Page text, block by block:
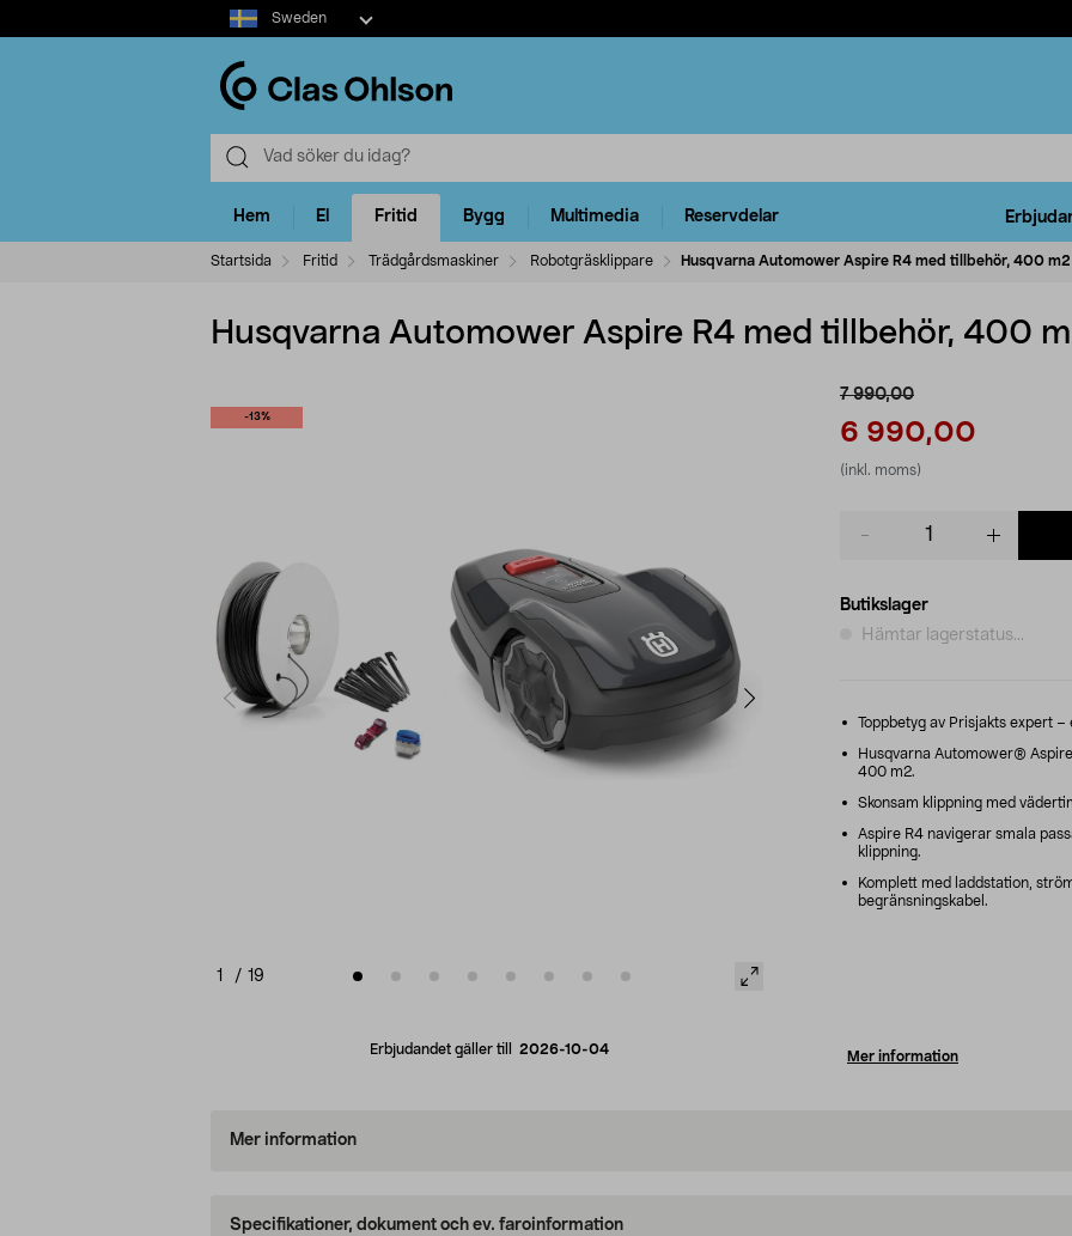
Select
market
Sweden
Hem El Fritid Bygg Multimedia Reservdelar
Startsida Fritid Trädgårdsmaskiner Robotgräsklippare Husqvarna Automower Aspire R4 med tillbehör, 400 m2
Husqvarna Automower Aspire R4 med tillbehör, 400
-13%
1 / 19
Erbjudandet gäller till 2026-10-04
7 990,00
6 990,00
(inkl. moms)
Butikslager
Hämtar lagerstatus...
Toppbetyg av Prisjakts expert
Husqvarna Automower®
400 m2.
Skonsam klippning med
Aspire R4 navigerar smala
klippning.
Komplett med laddstation,
begränsningskabel.
Mer information
Mer information
Specifikationer, dokument och ev. faroinformation